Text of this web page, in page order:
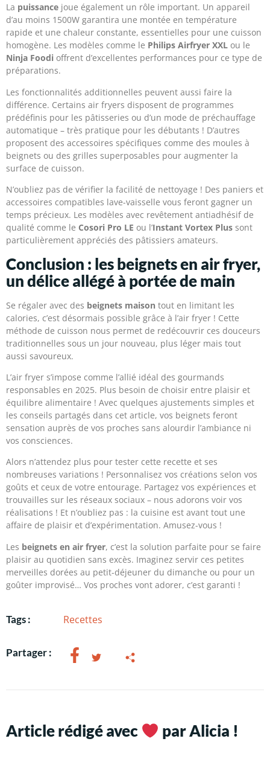
La puissance joue également un rôle important. Un appareil
d’au moins 1500W garantira une montée en température
rapide et une chaleur constante, essentielles pour une cuisson
homogène. Les modèles comme le Philips Airfryer XXL ou le
Ninja Foodi offrent d’excellentes performances pour ce type de
préparations.
Les fonctionnalités additionnelles peuvent aussi faire la
différence. Certains air fryers disposent de programmes
prédéfinis pour les pâtisseries ou d’un mode de préchauffage
automatique – très pratique pour les débutants ! D’autres
proposent des accessoires spécifiques comme des moules à
beignets ou des grilles superposables pour augmenter la
surface de cuisson.
N’oubliez pas de vérifier la facilité de nettoyage ! Des paniers et
accessoires compatibles lave-vaisselle vous feront gagner un
temps précieux. Les modèles avec revêtement antiadhésif de
qualité comme le Cosori Pro LE ou l’Instant Vortex Plus sont
particulièrement appréciés des pâtissiers amateurs.
Conclusion : les beignets en air fryer,
un délice allégé à portée de main
Se régaler avec des beignets maison tout en limitant les
calories, c’est désormais possible grâce à l’air fryer ! Cette
méthode de cuisson nous permet de redécouvrir ces douceurs
traditionnelles sous un jour nouveau, plus léger mais tout
aussi savoureux.
L’air fryer s’impose comme l’allié idéal des gourmands
responsables en 2025. Plus besoin de choisir entre plaisir et
équilibre alimentaire ! Avec quelques ajustements simples et
les conseils partagés dans cet article, vos beignets feront
sensation auprès de vos proches sans alourdir l’ambiance ni
vos consciences.
Alors n’attendez plus pour tester cette recette et ses
nombreuses variations ! Personnalisez vos créations selon vos
goûts et ceux de votre entourage. Partagez vos expériences et
trouvailles sur les réseaux sociaux – nous adorons voir vos
réalisations ! Et n’oubliez pas : la cuisine est avant tout une
affaire de plaisir et d’expérimentation. Amusez-vous !
Les beignets en air fryer, c’est la solution parfaite pour se faire
plaisir au quotidien sans excès. Imaginez servir ces petites
merveilles dorées au petit-déjeuner du dimanche ou pour un
goûter improvisé… Vos proches vont adorer, c’est garanti !
Tags : Recettes
Partager :
Article rédigé avec par Alicia !